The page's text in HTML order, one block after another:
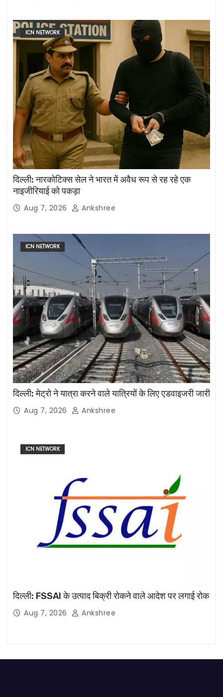
ICN NETWORK
दिल्ली: नारकोटिक्स सेल ने भारत में अवैध रूप से रह रहे एक
नाइजीरियाई को पकड़ा
Aug 7, 2026 Ankshree
ICN NETWORK
दिल्ली: मेट्रो ने यात्रा करने वाले यात्रियों के लिए एडवाइजरी जारी
Aug 7, 2026 Ankshree
ICN NETWORK
दिल्ली: FSSAI के उत्पाद बिक्री रोकने वाले आदेश पर लगाई रोक
Aug 7, 2026 Ankshree